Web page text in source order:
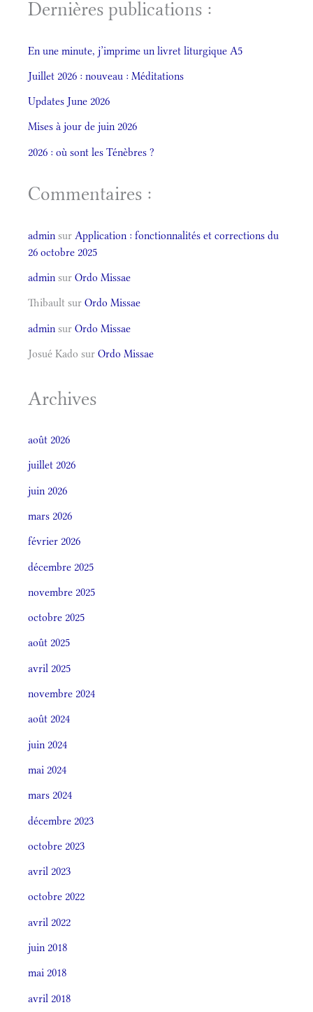
Dernières publications :
En une minute, j’imprime un livret liturgique A5
Juillet 2026 : nouveau : Méditations
Updates June 2026
Mises à jour de juin 2026
2026 : où sont les Ténèbres ?
Commentaires :
admin sur Application : fonctionnalités et corrections du
26 octobre 2025
admin sur Ordo Missae
Thibault sur Ordo Missae
admin sur Ordo Missae
Josué Kado sur Ordo Missae
Archives
août 2026
juillet 2026
juin 2026
mars 2026
février 2026
décembre 2025
novembre 2025
octobre 2025
août 2025
avril 2025
novembre 2024
août 2024
juin 2024
mai 2024
mars 2024
décembre 2023
octobre 2023
avril 2023
octobre 2022
avril 2022
juin 2018
mai 2018
avril 2018